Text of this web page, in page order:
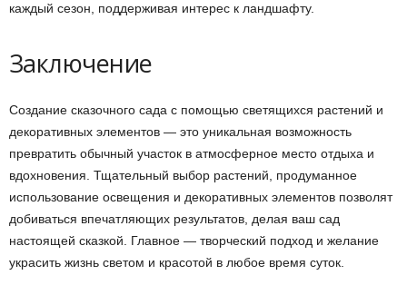
каждый сезон, поддерживая интерес к ландшафту.
Заключение
Создание сказочного сада с помощью светящихся растений и
декоративных элементов — это уникальная возможность
превратить обычный участок в атмосферное место отдыха и
вдохновения. Тщательный выбор растений, продуманное
использование освещения и декоративных элементов позволят
добиваться впечатляющих результатов, делая ваш сад
настоящей сказкой. Главное — творческий подход и желание
украсить жизнь светом и красотой в любое время суток.